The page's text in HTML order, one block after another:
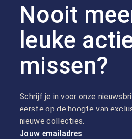
Nooit
leuke
missen?
Schrijf je in voor onze
eerste op de hoogte van
nieuwe collecties.
Jouw emailadres